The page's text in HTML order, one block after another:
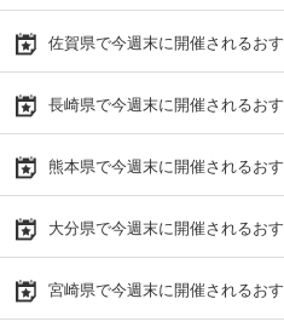
佐賀県で今週末に開催されるお
長崎県で今週末に開催されるお
熊本県で今週末に開催されるお
大分県で今週末に開催されるお
宮崎県で今週末に開催されるお